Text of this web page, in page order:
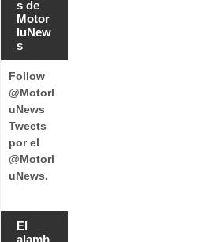
s de
Motor
luNew
s
Follow
@Motorl
uNews
Tweets
por el
@Motorl
uNews.
El